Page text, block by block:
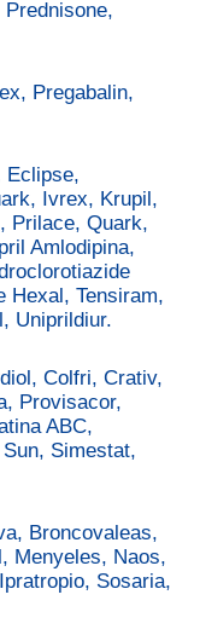
Pregabalin,
Eclipse,
Ivrex, Krupil,
Prilace, Quark,
Amlodipina,
Hexal, Tensiram,
Uniprildiur.
Colfri, Crativ,
Provisacor,
ABC,
Simestat,
Broncovaleas,
Menyeles, Naos,
Sosaria,